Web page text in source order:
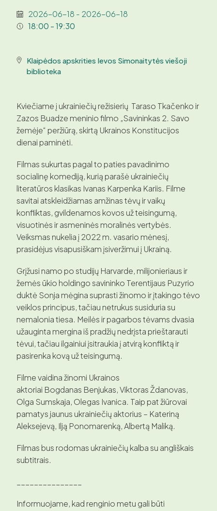
2026-06-18 - 2026-06-18
18:00 - 19:30
Klaipėdos apskrities Ievos Simonaitytės viešoji
biblioteka
Kviečiame į ukrainiečių režisierių Taraso Tkačenko ir
Zazos Buadze meninio filmo „Savininkas 2. Savo
žemėje“ peržiūrą, skirtą Ukrainos Konstitucijos
dienai paminėti.
Filmas sukurtas pagal to paties pavadinimo
socialinę komediją, kurią parašė ukrainiečių
literatūros klasikas Ivanas Karpenka Kariis. Filme
savitai atskleidžiamas amžinas tėvų ir vaikų
konfliktas, gvildenamos kovos už teisingumą,
visuotinės ir asmeninės moralinės vertybės.
Veiksmas nukelia į 2022 m. vasario mėnesį,
prasidėjus visapusiškam įsiveržimui į Ukrainą.
Grįžusi namo po studijų Harvarde, milijonieriaus ir
žemės ūkio holdingo savininko Terentijaus Puzyrio
duktė Sonja mėgina suprasti žinomo ir įtakingo tėvo
veiklos principus, tačiau netrukus susiduria su
nemalonia tiesa. Meilės ir pagarbos tėvams dvasia
užauginta mergina iš pradžių nedrįsta prieštarauti
tėvui, tačiau ilgainiui įsitraukia į atvirą konfliktą ir
pasirenka kovą už teisingumą.
Filme vaidina žinomi Ukrainos
aktoriai Bogdanas Benjukas, Viktoras Ždanovas,
Olga Sumskaja, Olegas Ivanica. Taip pat žiūrovai
pamatys jaunus ukrainiečių aktorius – Kateriną
Aleksejevą, Ilją Ponomarenką, Albertą Maliką.
Filmas bus rodomas ukrainiečių kalba su angliškais
subtitrais.
Informuojame, kad renginio metu gali būti